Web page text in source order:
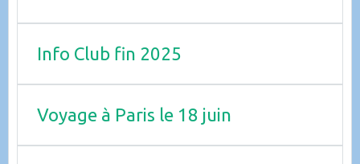
Info Club fin 2025
Voyage à Paris le 18 juin